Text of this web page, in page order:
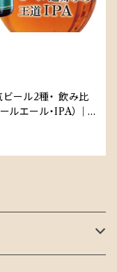
ビール2種・ 飲み比
エール・IPA）｜ブ